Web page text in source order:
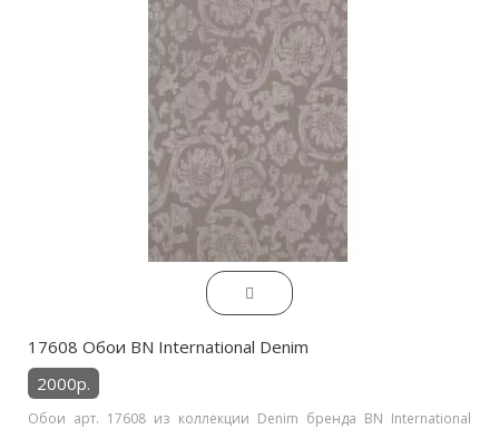
17608 Обои BN International Denim
2000р.
Обои арт. 17608 из коллекции Denim бренда BN International